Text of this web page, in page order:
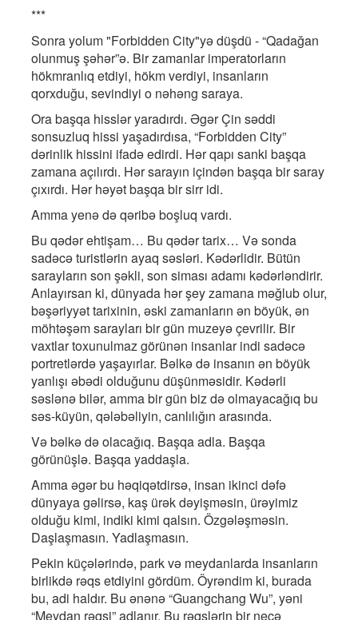
***
Sonra yolum "Forbidden City"yə düşdü - “Qadağan
olunmuş şəhər”ə. Bir zamanlar imperatorların
hökmranlıq etdiyi, hökm verdiyi, insanların
qorxduğu, sevindiyi o nəhəng saraya.
Ora başqa hisslər yaradırdı. Əgər Çin səddi
sonsuzluq hissi yaşadırdısa, “Forbidden City”
dərinlik hissini ifadə edirdi. Hər qapı sanki başqa
zamana açılırdı. Hər sarayın içindən başqa bir saray
çıxırdı. Hər həyət başqa bir sirr idi.
Amma yenə də qəribə boşluq vardı.
Bu qədər ehtişam… Bu qədər tarix… Və sonda
sadəcə turistlərin ayaq səsləri. Kədərlidir. Bütün
sarayların son şəkli, son siması adamı kədərləndirir.
Anlayırsan ki, dünyada hər şey zamana məğlub olur,
bəşəriyyət tarixinin, əski zamanların ən böyük, ən
möhtəşəm sarayları bir gün muzeyə çevrilir. Bir
vaxtlar toxunulmaz görünən insanlar indi sadəcə
portretlərdə yaşayırlar. Bəlkə də insanın ən böyük
yanlışı əbədi olduğunu düşünməsidir. Kədərli
səslənə bilər, amma bir gün biz də olmayacağıq bu
səs-küyün, qələbəliyin, canlılığın arasında.
Və bəlkə də olacağıq. Başqa adla. Başqa
görünüşlə. Başqa yaddaşla.
Amma əgər bu həqiqətdirsə, insan ikinci dəfə
dünyaya gəlirsə, kaş ürək dəyişməsin, ürəyimiz
olduğu kimi, indiki kimi qalsın. Özgələşməsin.
Daşlaşmasın. Yadlaşmasın.
Pekin küçələrində, park və meydanlarda insanların
birlikdə rəqs etdiyini gördüm. Öyrəndim ki, burada
bu, adi haldır. Bu ənənə “Guangchang Wu”, yəni
“Meydan rəqsi” adlanır. Bu rəqslərin bir neçə